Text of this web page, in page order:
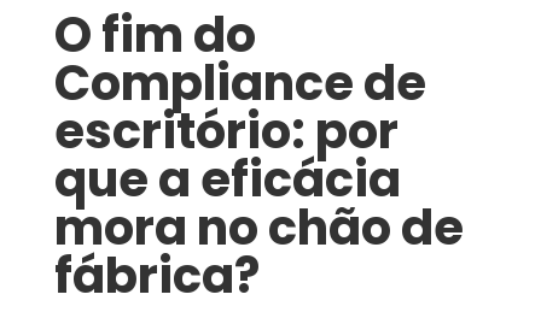
O fim do
Compliance de
escritório: por
que a eficácia
mora no chão de
fábrica?